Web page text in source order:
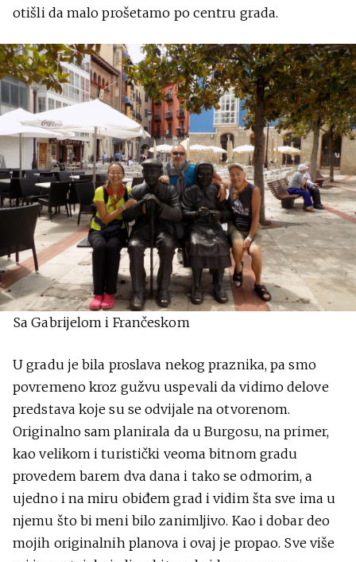
otišli da malo prošetamo po centru grada.
Sa Gabrijelom i Frančeskom
U gradu je bila proslava nekog praznika, pa smo
povremeno kroz gužvu uspevali da vidimo delove
predstava koje su se odvijale na otvorenom.
Originalno sam planirala da u Burgosu, na primer,
kao velikom i turistički veoma bitnom gradu
provedem barem dva dana i tako se odmorim, a
ujedno i na miru obiđem grad i vidim šta sve ima u
njemu što bi meni bilo zanimljivo. Kao i dobar deo
mojih originalnih planova i ovaj je propao. Sve više